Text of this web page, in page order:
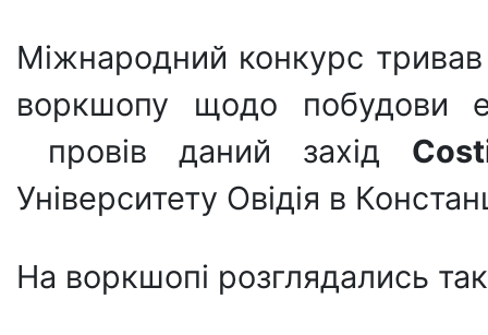
Міжнародний конкурс
воркшопу щодо побудови
провів даний захід
Університету Овідія в
На воркшопі розглядались